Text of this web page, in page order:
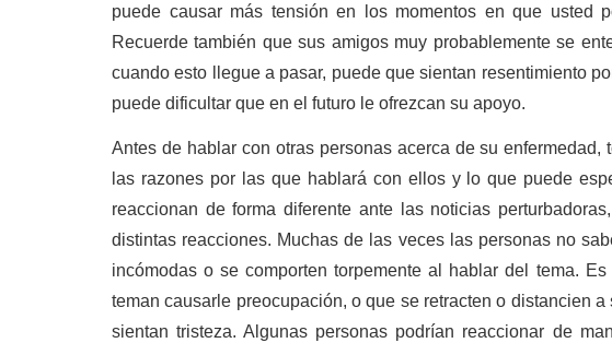
puede causar más tensión en los momentos en que usted
Recuerde también que sus amigos muy probablemente se
cuando esto llegue a pasar, puede que sientan resentimiento
puede dificultar que en el futuro le ofrezcan su apoyo.
Antes de hablar con otras personas acerca de su enfermedad,
las razones por las que hablará con ellos y lo que puede
reaccionan de forma diferente ante las noticias
distintas reacciones. Muchas de las veces las personas no
incómodas o se comporten torpemente al hablar del tema.
teman causarle preocupación, o que se retracten o distancien
sientan tristeza. Algunas personas podrían reaccionar de